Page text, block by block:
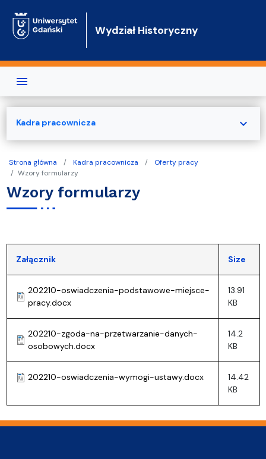
Wydział Historyczny
Strona główna Kadra pracownicza
Oferty pracy
Wzory formularzy
Wzory formularzy
Załącznik Size
202210-oswiadczenia-podstawowe-miejsce-
pracy.docx
13.91
KB
202210-zgoda-na-przetwarzanie-danych-
osobowych.docx
14.2
KB
202210-oswiadczenia-wymogi-ustawy.docx
14.42
KB
Kadra pracownicza expand_more